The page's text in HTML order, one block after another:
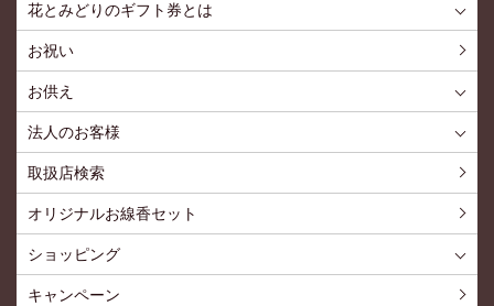
花とみどりのギフト券とは
お祝い
お供え
法人のお客様
取扱店検索
オリジナルお線香セット
ショッピング
キャンペーン